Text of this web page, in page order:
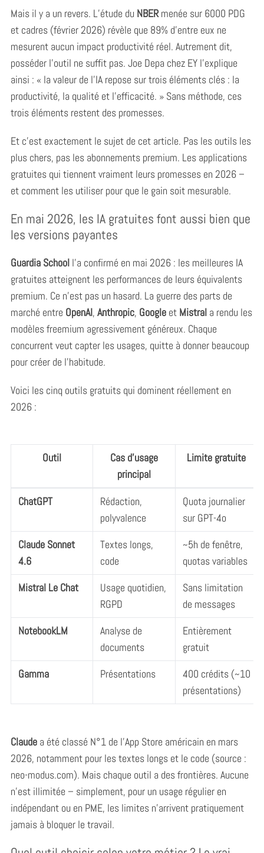
Mais il y a un revers. L’étude du NBERmenée sur 6000 PDG
et cadres (février 2026) révèle que 89% d’entre eux ne
mesurent aucun impact productivité réel. Autrement dit,
posséder l’outil ne suffit pas. Joe Depa chez EY l’explique
ainsi : « la valeur de l’IA repose sur trois éléments clés : la
productivité, la qualité et l’efficacité. » Sans méthode, ces
trois éléments restent des promesses.
Et c’est exactement le sujet de cet article. Pas les outils les
plus chers, pas les abonnements premium. Les applications
gratuites qui tiennent vraiment leurs promesses en 2026 –
et comment les utiliser pour que le gain soit mesurable.
En mai 2026, les IA gratuites font aussi bien que
les versions payantes
Guardia Schooll’a confirmé en mai 2026 : les meilleures IA
gratuites atteignent les performances de leurs équivalents
premium. Ce n’est pas un hasard. La guerre des parts de
marché entre OpenAI, Anthropic, Googleet Mistrala rendu les
modèles freemium agressivement généreux. Chaque
concurrent veut capter les usages, quitte à donner beaucoup
pour créer de l’habitude.
Voici les cinq outils gratuits qui dominent réellement en
2026 :
Outil
Cas d’usage
principal
Limite gratuite
ChatGPT
Rédaction,
polyvalence
Quota journalier
sur GPT-4o
Claude Sonnet
4.6
Textes longs,
code
~5h de fenêtre,
quotas variables
Mistral Le Chat
Usage quotidien,
RGPD
Sans limitation
de messages
NotebookLM
Analyse de
documents
Entièrement
gratuit
Gamma
Présentations
400 crédits (~10
présentations)
Claudea été classé N°1 de l’App Store américain en mars
2026, notamment pour les textes longs et le code (source :
neo-modus.com). Mais chaque outil a des frontières. Aucune
n’est illimitée – simplement, pour un usage régulier en
indépendant ou en PME, les limites n’arrivent pratiquement
jamais à bloquer le travail.